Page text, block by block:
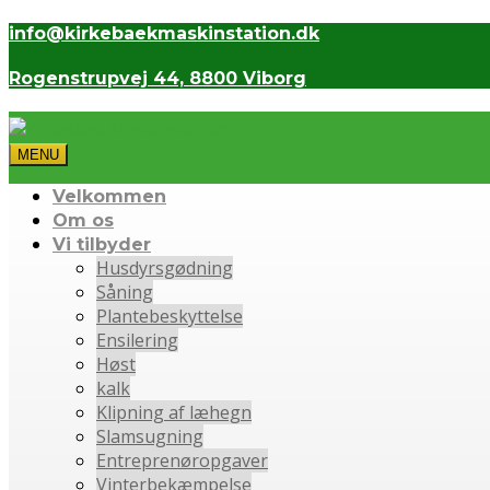
info@kirkebaekmaskinstation.dk
Rogenstrupvej 44, 8800 Viborg
MENU
Velkommen
Om os
Vi tilbyder
Husdyrsgødning
Såning
Plantebeskyttelse
Ensilering
Høst
kalk
Klipning af læhegn
Slamsugning
Entreprenøropgaver
Vinterbekæmpelse